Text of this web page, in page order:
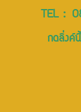
TEL :
กดลิ่งค์